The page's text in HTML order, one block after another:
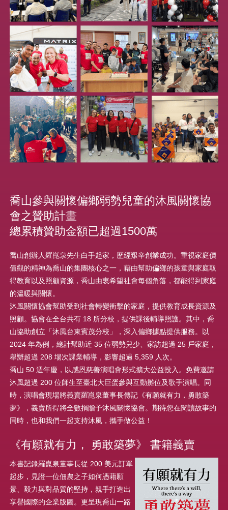
喬山參與關懷偏鄉弱勢兒童的沐風關懷協
會之贊助計畫
總累積贊助金額已超過1500萬
喬山創辦人羅崑泉先生白手起家，歷經艱辛創業成功。重視家庭價
值觀的精神為喬山的集團核心之一，藉由幫助偏鄉的孩童與家庭取
得教育以及照顧資源，喬山由衷希望社會每個角落，都能得到家庭
的溫暖與關懷。
沐風關懷協會幫助受到社會轉變衝擊的家庭，提供教育成長資源及
照顧。協會在全台共有 18 所分校，提供課後輔導照護。其中，喬
山協助創立「沐風台東賓茂分校」，深入偏鄉據點提供服務。以
2024 年為例，總計幫助近 35 位弱勢兒少、家訪超過 25 戶家庭，
舉辦超過 208 場次課業輔導，影響超過 5,359 人次。
喬山 50 週年慶，以感恩慈善演唱會形式擴大公益投入。免費邀請
沐風超過 200 位師生至臺北大巨蛋參與互動攤位及歌手演唱。同
時，演唱會現場將義賣羅崑泉董事長傳記《有願就有力，勇敢築
夢》，義賣所得將全數捐贈予沐風關懷協會。期待您在閱讀故事的
同時，也和我們一起支持沐風，攜手做公益！
《有願就有力， 勇敢築夢》 書籍義賣
本書記錄羅崑泉董事長從 200 美元訂單
起步，見證一位佃農之子如何憑藉願
景、毅力與對品質的堅持，親手打造出
享譽國際的企業版圖。更呈現喬山一路